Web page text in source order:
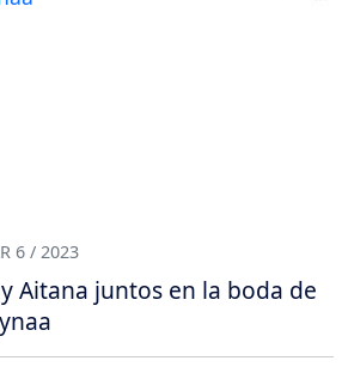
6 / 2023
Aitana juntos en la boda de